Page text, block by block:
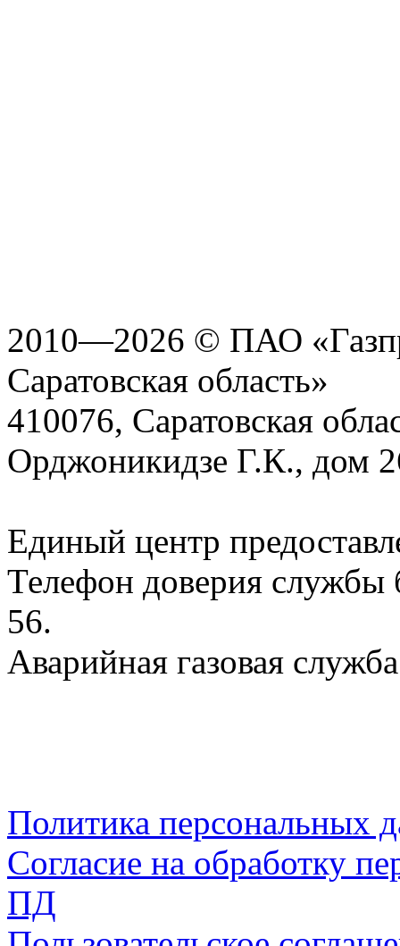
2010—2026 © ПАО
Саратовская область»
410076, Саратовская
Орджоникидзе Г.К., дом
Единый центр
Телефон доверия службы
56.
Аварийная газовая
Политика персональных
Согласие на обработку
ПД